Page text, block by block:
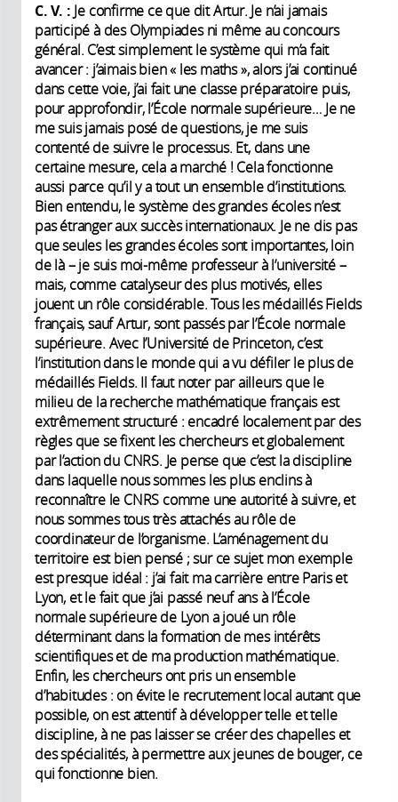
C. V. : Je confirme ce que dit Artur. Je n’ai jamais
participé à des Olympiades ni même au concours
général. C’est simplement le système qui m’a fait
avancer : j’aimais bien « les maths », alors j’ai continué
dans cette voie, j’ai fait une classe préparatoire puis,
pour approfondir, l’École normale supérieure… Je ne
me suis jamais posé de questions, je me suis
contenté de suivre le processus. Et, dans une
certaine mesure, cela a marché ! Cela fonctionne
aussi parce qu’il y a tout un ensemble d’institutions.
Bien entendu, le système des grandes écoles n’est
pas étranger aux succès internationaux. Je ne dis pas
que seules les grandes écoles sont importantes, loin
de là – je suis moi-même professeur à l’université –
mais, comme catalyseur des plus motivés, elles
jouent un rôle considérable. Tous les médaillés Fields
français, sauf Artur, sont passés par l’École normale
supérieure. Avec l’Université de Princeton, c’est
l’institution dans le monde qui a vu défiler le plus de
médaillés Fields. Il faut noter par ailleurs que le
milieu de la recherche mathématique français est
extrêmement structuré : encadré localement par des
règles que se fixent les chercheurs et globalement
par l’action du CNRS. Je pense que c’est la discipline
dans laquelle nous sommes les plus enclins à
reconnaître le CNRS comme une autorité à suivre, et
nous sommes tous très attachés au rôle de
coordinateur de l’organisme. L’aménagement du
territoire est bien pensé ; sur ce sujet mon exemple
est presque idéal : j’ai fait ma carrière entre Paris et
Lyon, et le fait que j’ai passé neuf ans à l’École
normale supérieure de Lyon a joué un rôle
déterminant dans la formation de mes intérêts
scientifiques et de ma production mathématique.
Enfin, les chercheurs ont pris un ensemble
d’habitudes : on évite le recrutement local autant que
possible, on est attentif à développer telle et telle
discipline, à ne pas laisser se créer des chapelles et
des spécialités, à permettre aux jeunes de bouger, ce
qui fonctionne bien.